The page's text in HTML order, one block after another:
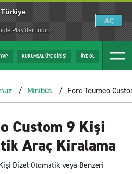
KURUMSAL ÜYE GİRİŞİ ÜYE OL
Minibüs Ford Tourneo
Custom 9 Kişi
Araç Kiralama
Dizel Otomatik veya Benzeri
Play'den İndirin
AÇ